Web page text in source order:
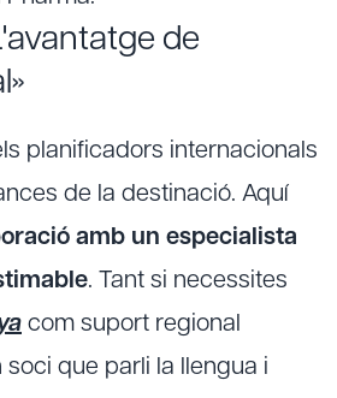
de
planificadors internacionals
de la destinació. Aquí
amb un especialista
. Tant si necessites
com suport regional
que parli la llengua i